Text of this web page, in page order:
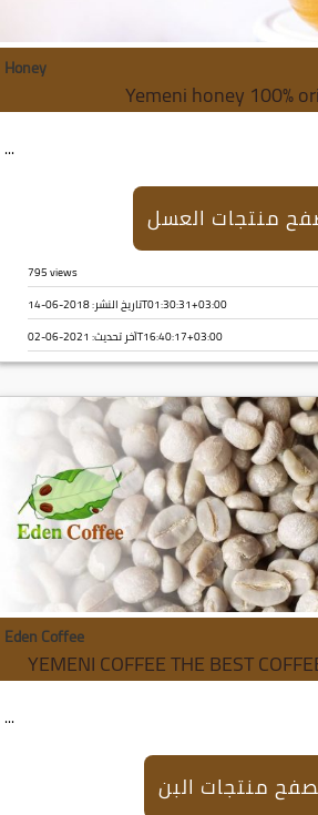
Honey
Yemeni honey 100%
...
منتجات العسل
795 views
تاريخ النشر: 2018-06-14T01:30:31+03:00
آخر تحديث:2021-06-02T16:40:17+03:00
Eden Coffee
YEMENI COFFEE THE BEST
...
منتجات البن